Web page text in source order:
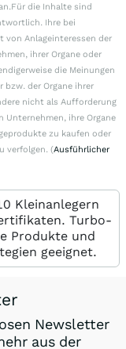
die Inhalte sind
Ihre bei
Anlageinteressen der
ihrer Organe oder
die Meinungen
bzw. der Organe ihrer
nicht als Aufforderung
Unternehmen, ihre Organe
zu kaufen oder
verfolgen. (Ausführlicher
Kleinanlegern
Turbo-
Produkte und
geeignet.
Newsletter
aus der